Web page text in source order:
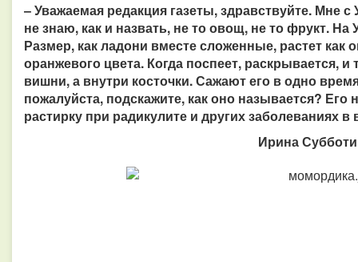
– Уважаемая редакция газеты, здравствуйте. Мне
не знаю, как и назвать, не то овощ, не то фрукт.
Размер, как ладони вместе сложенные, растет как
оранжевого цвета. Когда поспеет, раскрывается,
вишни, а внутри косточки. Сажают его в одно
пожалуйста, подскажите, как оно называется?
растирку при радикулите и других заболеваниях
Ирина